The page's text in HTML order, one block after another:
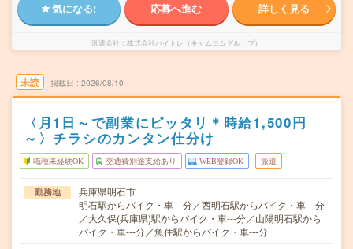
気になる! 応募へ進む 詳しく見る
派遣会社 株式会社バイトレ（キャムコムグループ）
未読 掲載日 2026/08/10
〈月1日～で副業にピッタリ＊時給1,500円
～〉チラシのカンタン仕分け
職種未経験OK 交通費別途支給あり WEB登録OK 派遣
勤務地
兵庫県明石市
明石駅からバイク・車---分／西明石駅からバイク・車---分
／大久保(兵庫県)駅からバイク・車---分／山陽明石駅から
バイク・車---分／魚住駅からバイク・車---分